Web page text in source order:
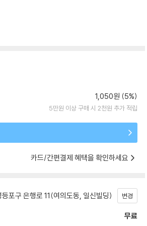
1,050원 (5%)
5만원 이상 구매 시 2천원 추가 적립
카드/간편결제 혜택을 확인하세요
포구 은행로 11(여의도동, 일신빌딩) 변경
무료